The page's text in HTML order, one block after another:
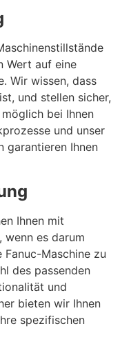
Wert auf eine
Wir wissen, dass
und stellen sicher,
bei Ihnen
und unser
garantieren Ihnen
Ihnen mit
wenn es darum
Maschine zu
des passenden
und
bieten wir Ihnen
spezifischen